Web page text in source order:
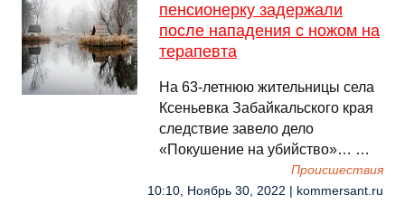
пенсионерку задержали
после нападения с ножом на
терапевта
На 63-летнюю жительницы села
Ксеньевка Забайкальского края
следствие завело дело
«Покушение на убийство»… …
Происшествия
10:10, Ноябрь 30, 2022 | kommersant.ru